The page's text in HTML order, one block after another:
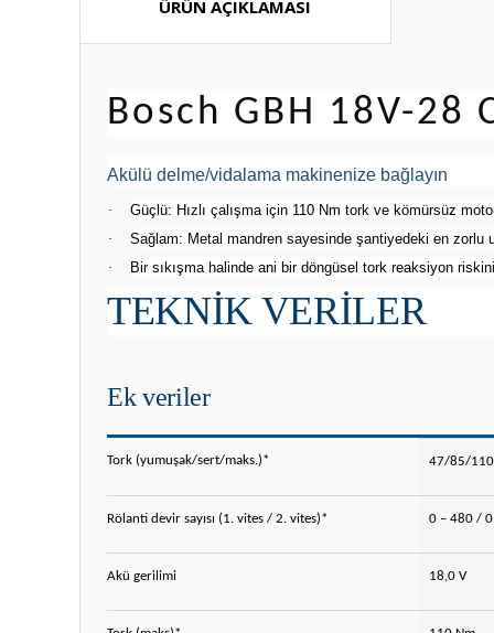
ÜRÜN AÇIKLAMASI
Bosch GBH 18V-28
Akülü delme/vidalama makinenize bağlayın
·
Güçlü: Hızlı çalışma için 110 Nm tork ve kömürsüz
·
Sağlam: Metal mandren sayesinde şantiyedeki en zorlu
·
Bir sıkışma halinde ani bir döngüsel tork reaksiyon
TEKNIK VERILER
Ek veriler
Tork (yumuşak/sert/maks.)* 47/85/110
Rölanti devir sayısı (1. vites / 2. vites)* 0 – 480 /
Akü gerilimi 18,0 V